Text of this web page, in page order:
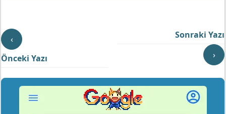
‹
Önceki Yazı
Sonraki Yazı
›